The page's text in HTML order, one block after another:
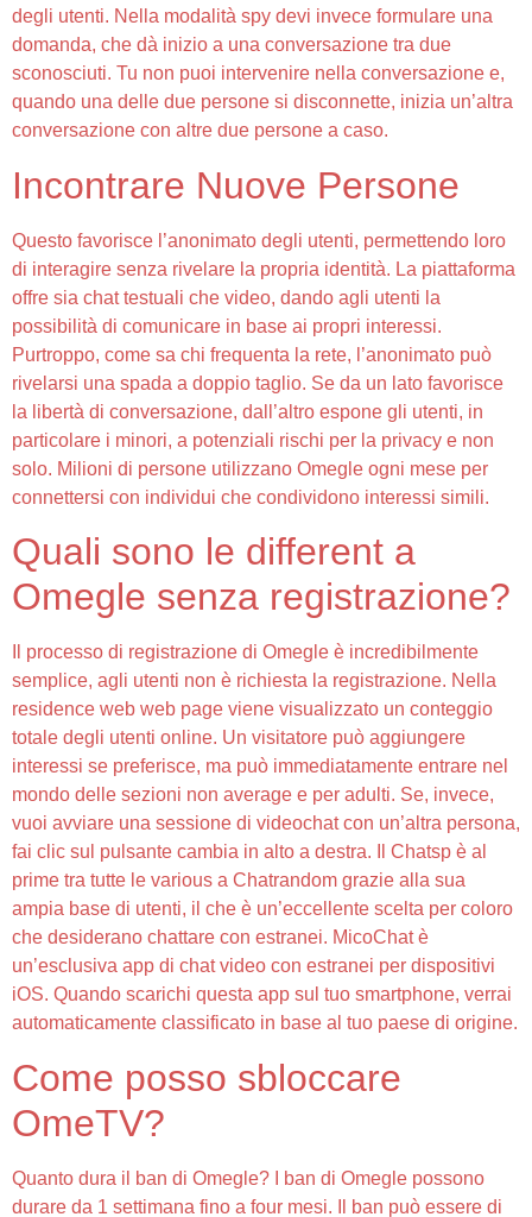
degli utenti. Nella modalità spy devi invece formulare una
domanda, che dà inizio a una conversazione tra due
sconosciuti. Tu non puoi intervenire nella conversazione e,
quando una delle due persone si disconnette, inizia un’altra
conversazione con altre due persone a caso.
Incontrare Nuove Persone
Questo favorisce l’anonimato degli utenti, permettendo loro
di interagire senza rivelare la propria identità. La piattaforma
offre sia chat testuali che video, dando agli utenti la
possibilità di comunicare in base ai propri interessi.
Purtroppo, come sa chi frequenta la rete, l’anonimato può
rivelarsi una spada a doppio taglio. Se da un lato favorisce
la libertà di conversazione, dall’altro espone gli utenti, in
particolare i minori, a potenziali rischi per la privacy e non
solo. Milioni di persone utilizzano Omegle ogni mese per
connettersi con individui che condividono interessi simili.
Quali sono le different a
Omegle senza registrazione?
Il processo di registrazione di Omegle è incredibilmente
semplice, agli utenti non è richiesta la registrazione. Nella
residence web web page viene visualizzato un conteggio
totale degli utenti online. Un visitatore può aggiungere
interessi se preferisce, ma può immediatamente entrare nel
mondo delle sezioni non average e per adulti. Se, invece,
vuoi avviare una sessione di videochat con un’altra persona,
fai clic sul pulsante cambia in alto a destra. Il Chatsp è al
prime tra tutte le various a Chatrandom grazie alla sua
ampia base di utenti, il che è un’eccellente scelta per coloro
che desiderano chattare con estranei. MicoChat è
un’esclusiva app di chat video con estranei per dispositivi
iOS. Quando scarichi questa app sul tuo smartphone, verrai
automaticamente classificato in base al tuo paese di origine.
Come posso sbloccare
OmeTV?
Quanto dura il ban di Omegle? I ban di Omegle possono
durare da 1 settimana fino a four mesi. Il ban può essere di